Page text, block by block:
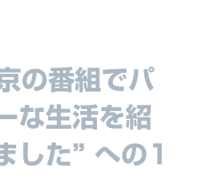
の番組でパ
な生活を紹
した” への1